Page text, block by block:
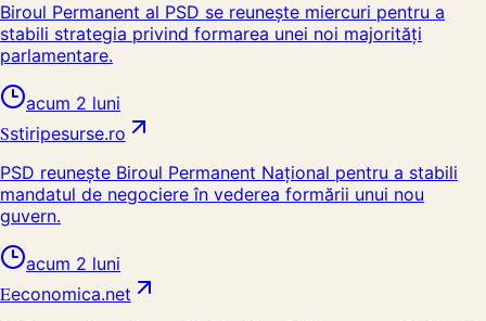
Biroul Permanent al PSD se reunește miercuri pentru a
stabili strategia privind formarea unei noi majorități
parlamentare.
acum 2 luni
Sstiripesurse.ro
PSD reunește Biroul Permanent Național pentru a stabili
mandatul de negociere în vederea formării unui nou
guvern.
acum 2 luni
Eeconomica.net